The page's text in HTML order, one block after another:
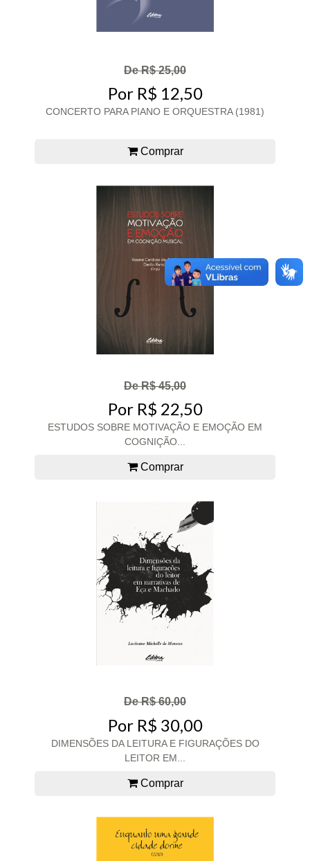
De R$ 25,00
Por R$ 12,50
CONCERTO PARA PIANO E ORQUESTRA (1981)
Comprar
De R$ 45,00
Por R$ 22,50
ESTUDOS SOBRE MOTIVAÇÃO E EMOÇÃO EM
COGNIÇÃO...
Comprar
De R$ 60,00
Por R$ 30,00
DIMENSÕES DA LEITURA E FIGURAÇÕES DO
LEITOR EM...
Comprar